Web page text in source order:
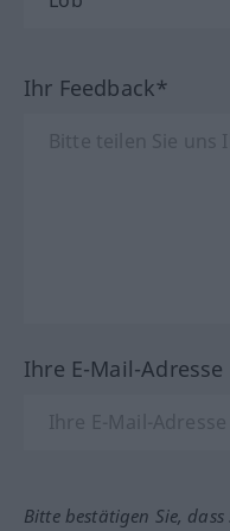
Ihr Feedback*
Ihre E-Mail-
Bitte bestätigen Sie,